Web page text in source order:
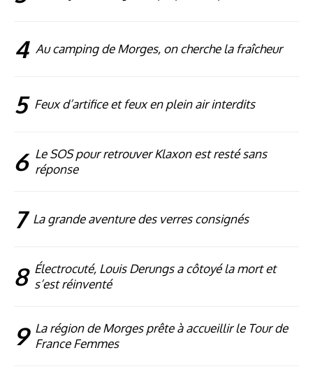
4 Au camping de Morges, on cherche la fraîcheur
5 Feux d’artifice et feux en plein air interdits
6 Le SOS pour retrouver Klaxon est resté sans
réponse
7 La grande aventure des verres consignés
8 Électrocuté, Louis Derungs a côtoyé la mort et
s’est réinventé
9 La région de Morges prête à accueillir le Tour de
France Femmes